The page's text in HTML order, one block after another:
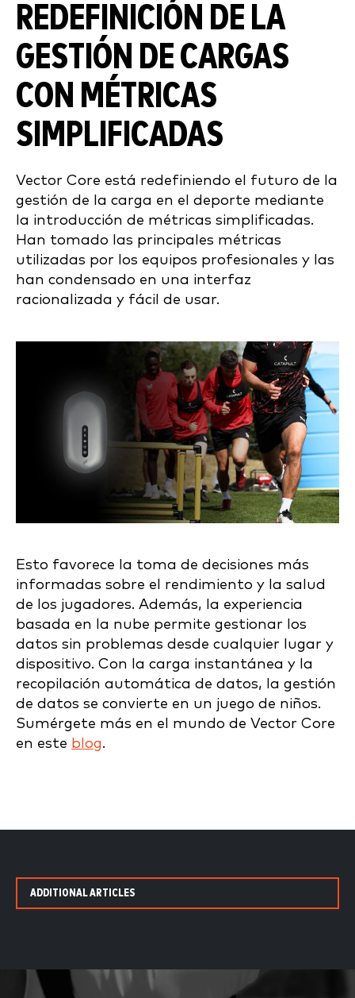
REDEFINICIÓN DE LA
GESTIÓN DE CARGAS
CON MÉTRICAS
SIMPLIFICADAS
Vector Core está redefiniendo el futuro de la
gestión de la carga en el deporte mediante
la introducción de métricas simplificadas.
Han tomado las principales métricas
utilizadas por los equipos profesionales y las
han condensado en una interfaz
racionalizada y fácil de usar.
Esto favorece la toma de decisiones más
informadas sobre el rendimiento y la salud
de los jugadores. Además, la experiencia
basada en la nube permite gestionar los
datos sin problemas desde cualquier lugar y
dispositivo. Con la carga instantánea y la
recopilación automática de datos, la gestión
de datos se convierte en un juego de niños.
Sumérgete más en el mundo de Vector Core
en este blog.
ADDITIONAL ARTICLES